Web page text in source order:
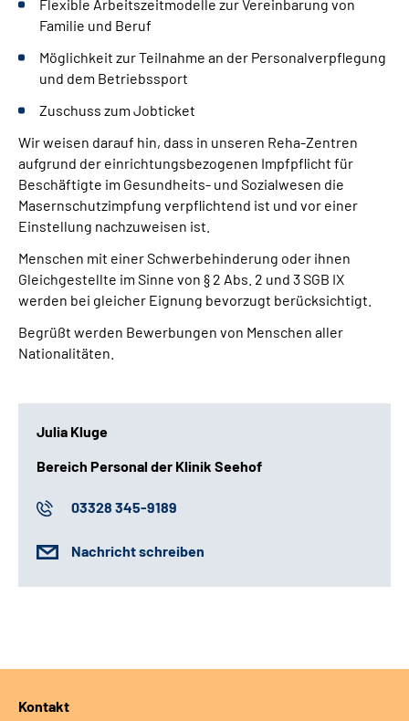
Flexible Arbeitszeitmodelle zur Vereinbarung von
Familie und Beruf
Möglichkeit zur Teilnahme an der Personalverpflegung
und dem Betriebssport
Zuschuss zum Jobticket
Wir weisen darauf hin, dass in unseren Reha-Zentren
aufgrund der einrichtungsbezogenen Impfpflicht für
Beschäftigte im Gesundheits- und Sozialwesen die
Masernschutzimpfung verpflichtend ist und vor einer
Einstellung nachzuweisen ist.
Menschen mit einer Schwerbehinderung oder ihnen
Gleichgestellte im Sinne von § 2 Abs. 2 und 3 SGB IX
werden bei gleicher Eignung bevorzugt berücksichtigt.
Begrüßt werden Bewerbungen von Menschen aller
Nationalitäten.
Julia Kluge
Bereich Personal der Klinik Seehof
03328 345-9189
Nachricht schreiben
Kontakt